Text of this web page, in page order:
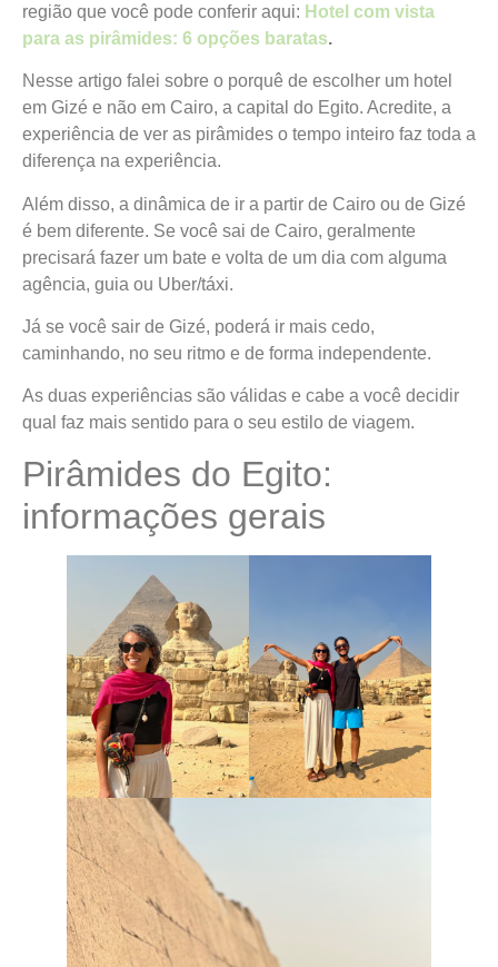
região que você pode conferir aqui: Hotel com vista
para as pirâmides: 6 opções baratas.
Nesse artigo falei sobre o porquê de escolher um hotel
em Gizé e não em Cairo, a capital do Egito. Acredite, a
experiência de ver as pirâmides o tempo inteiro faz toda a
diferença na experiência.
Além disso, a dinâmica de ir a partir de Cairo ou de Gizé
é bem diferente. Se você sai de Cairo, geralmente
precisará fazer um bate e volta de um dia com alguma
agência, guia ou Uber/táxi.
Já se você sair de Gizé, poderá ir mais cedo,
caminhando, no seu ritmo e de forma independente.
As duas experiências são válidas e cabe a você decidir
qual faz mais sentido para o seu estilo de viagem.
Pirâmides do Egito:
informações gerais